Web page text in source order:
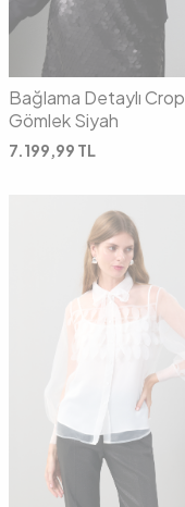
Bağlama Detaylı Crop
Gömlek Siyah
7.199,99 TL
36 38 40